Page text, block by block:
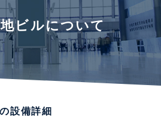
ビルについて
設備詳細